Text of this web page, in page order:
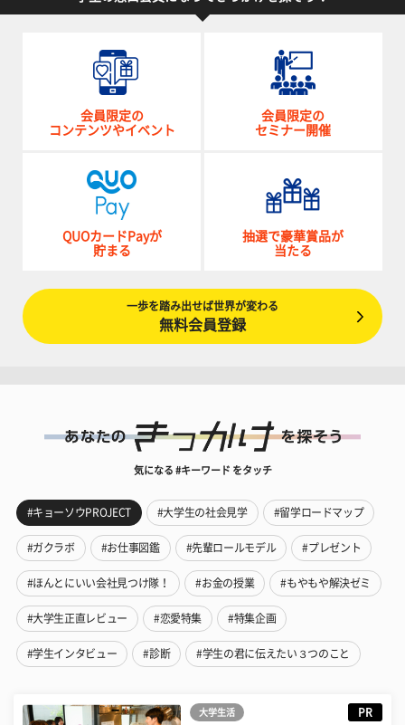
会員限定の
コンテンツやイベント
会員限定の
セミナー開催
QUOカードPayが
貯まる
抽選で豪華賞品が
当たる
一歩を踏み出せば世界が変わる
無料会員登録
気になる #キーワード をタッチ
#キョーソウPROJECT #大学生の社会見学 #留学ロードマップ
#ガクラボ #お仕事図鑑 #先輩ロールモデル #プレゼント
#ほんとにいい会社見つけ隊！ #お金の授業 #もやもや解決ゼミ
#大学生正直レビュー #恋愛特集 #特集企画
#学生インタビュー #診断 #学生の君に伝えたい３つのこと
大学生活 PR